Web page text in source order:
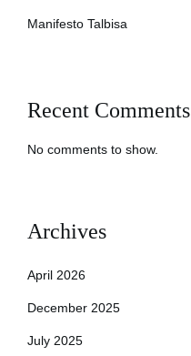
Manifesto Talbisa
Recent Comments
No comments to show.
Archives
April 2026
December 2025
July 2025